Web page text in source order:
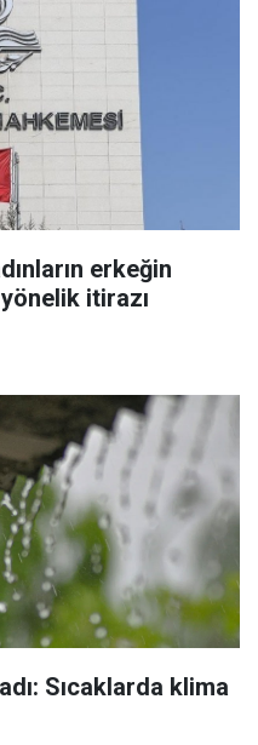
erkeğin
itirazı
Sıcaklarda klima